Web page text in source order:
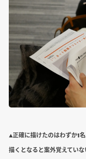
▲正確に描けたのはわずか1
描くとなると案外覚えていな